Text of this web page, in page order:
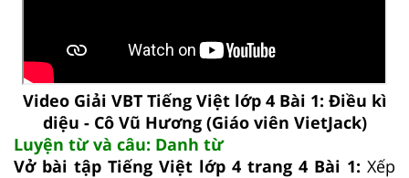
Video Giải VBT Tiếng Việt lớp 4 Bài 1: Điều kì
diệu - Cô Vũ Hương (Giáo viên VietJack)
Luyện từ và câu: Danh từ
Vở bài tập Tiếng Việt lớp 4 trang 4 Bài 1: Xếp